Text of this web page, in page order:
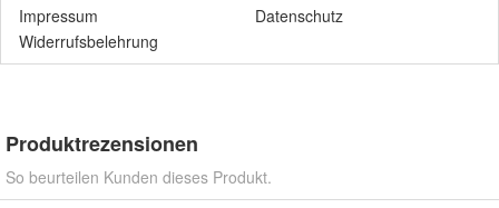
Impressum
Datenschutz
Widerrufsbelehrung
Produktrezensionen
So beurteilen Kunden dieses Produkt.